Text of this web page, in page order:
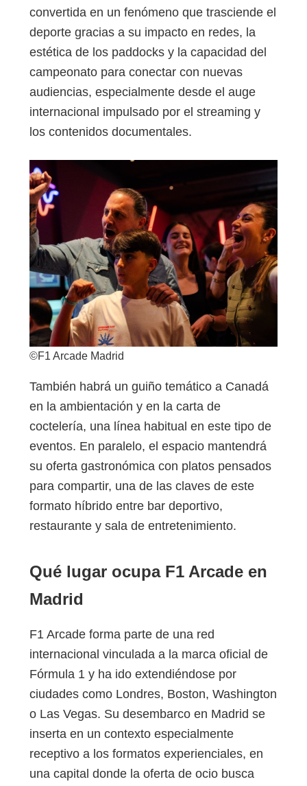
convertida en un fenómeno que trasciende el
deporte gracias a su impacto en redes, la
estética de los paddocks y la capacidad del
campeonato para conectar con nuevas
audiencias, especialmente desde el auge
internacional impulsado por el streaming y
los contenidos documentales.
©F1 Arcade Madrid
También habrá un guiño temático a Canadá
en la ambientación y en la carta de
coctelería, una línea habitual en este tipo de
eventos. En paralelo, el espacio mantendrá
su oferta gastronómica con platos pensados
para compartir, una de las claves de este
formato híbrido entre bar deportivo,
restaurante y sala de entretenimiento.
Qué lugar ocupa F1 Arcade en
Madrid
F1 Arcade forma parte de una red
internacional vinculada a la marca oficial de
Fórmula 1 y ha ido extendiéndose por
ciudades como Londres, Boston, Washington
o Las Vegas. Su desembarco en Madrid se
inserta en un contexto especialmente
receptivo a los formatos experienciales, en
una capital donde la oferta de ocio busca